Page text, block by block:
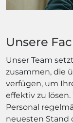
Unsere
Unser Team
zusammen, die
verfügen, um
effektiv zu lösen.
Personal
neuesten Stand